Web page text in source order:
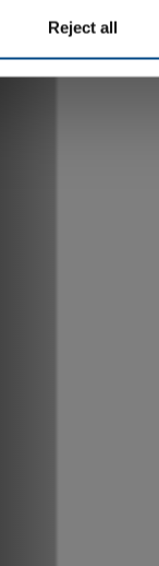
Reject all